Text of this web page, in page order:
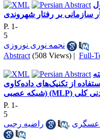
سازمانی بر رفتار شهروندی
P. 1-
5
نجمه نوری نوروزی
Abstract (508 Views) | Full-
از تکنیک‌های داده‌کاوی
P. 1-
5
راضیه رجبی
, عسگری